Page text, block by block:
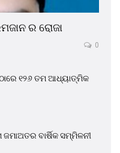
ର ରୋଜା
0
୧୨୬ ତମ ଆଧ୍ୟାତ୍ମିକ
ବାର୍ଷିକ ସମ୍ମିଳନୀ